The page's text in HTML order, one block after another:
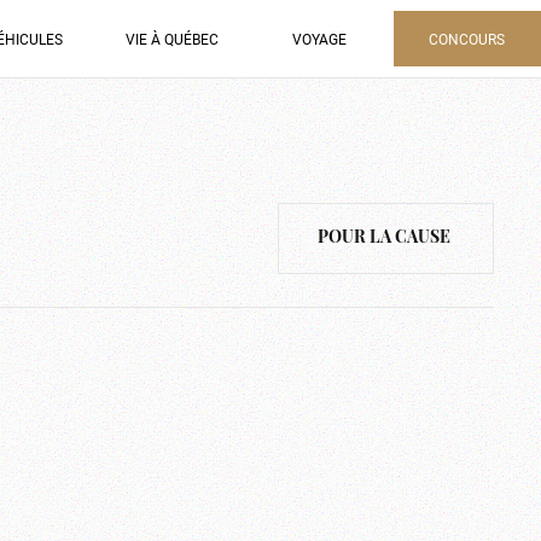
VIE À QUÉBEC VOYAGE CONCOURS
POUR LA CAUSE